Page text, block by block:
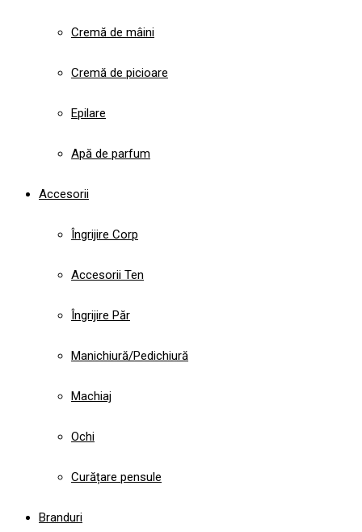
Cremă de mâini
Cremă de picioare
Epilare
Apă de parfum
Accesorii
Îngrijire Corp
Accesorii Ten
Îngrijire Păr
Manichiură/Pedichiură
Machiaj
Ochi
Curățare pensule
Branduri